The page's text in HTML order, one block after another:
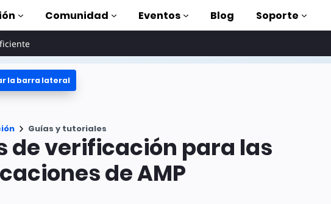
tutoriales
a utilizar AMP
completa de AMP
introduction to AMP
Comunidad Eventos Blog Soporte
la barra lateral
Guías y tutoriales
de verificación para las
de AMP